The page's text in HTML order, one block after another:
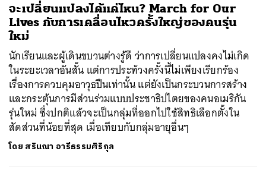
จะเปลี่ยนแปลงได้แค่ไหน? March for Our
Lives กับการเคลื่อนไหวครั้งใหญ่ของคนรุ่น
ใหม่
นักเรียนและผู้เดินขบวนต่างรู้ดี ว่าการเปลี่ยนแปลงคงไม่เกิด
ในระยะเวลาอันสั้น แต่การประท้วงครั้งนี้ไม่เพียงเรียกร้อง
เรื่องการควบคุมอาวุธปืนเท่านั้น แต่ยังเป็นกระบวนการสร้าง
และกระตุ้นการมีส่วนร่วมแบบประชาธิปไตยของคนอเมริกัน
รุ่นใหม่ ซึ่งปกติแล้วจะเป็นกลุ่มที่ออกไปใช้สิทธิเลือกตั้งใน
สัดส่วนที่น้อยที่สุด เมื่อเทียบกับกลุ่มอายุอื่นๆ
โดย สรินณา อารีธรรมศิริกุล